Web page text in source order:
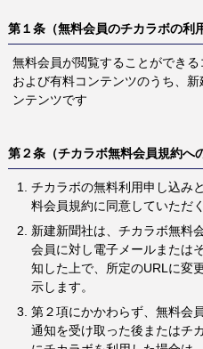
第１条（無料会員のチカラボの利
無料会員が閲覧することができる
および有料コンテンツのうち、
ンテンツです
第２条（チカラボ無料会員規約へ
チカラボの無料利用申し込み
料会員規約に同意していただ
新建新聞社は、チカラボ無料
会員に対し電子メールまたは
知した上で、所定のURLに変
示します。
第２項にかかわらず、無料会
通知を受け取った後またはチ